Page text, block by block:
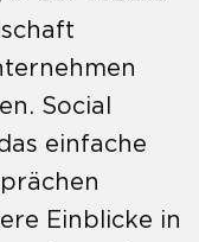
Social
einfache
Einblicke in